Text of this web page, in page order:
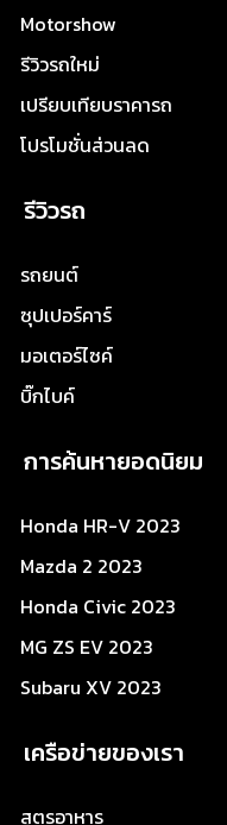
Motorshow
รีวิวรถใหม่
เปรียบเทียบราคารถ
โปรโมชั่นส่วนลด
รีวิวรถ
รถยนต์
ซุปเปอร์คาร์
มอเตอร์ไซค์
บิ๊กไบค์
การค้นหายอดนิยม
Honda HR-V 2023
Mazda 2 2023
Honda Civic 2023
MG ZS EV 2023
Subaru XV 2023
เครือข่ายของเรา
สูตรอาหาร